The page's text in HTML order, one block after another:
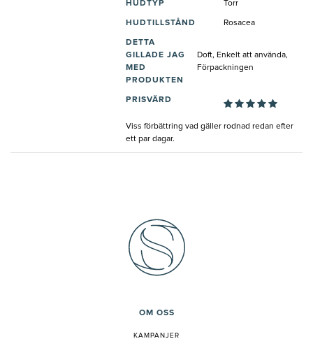
HUDTYP Torr
HUDTILLSTÅND Rosacea
DETTA
GILLADE JAG
MED
PRODUKTEN
Doft, Enkelt att använda,
Förpackningen
PRISVÄRD
Viss förbättring vad gäller rodnad redan efter
ett par dagar.
OM OSS
KAMPANJER